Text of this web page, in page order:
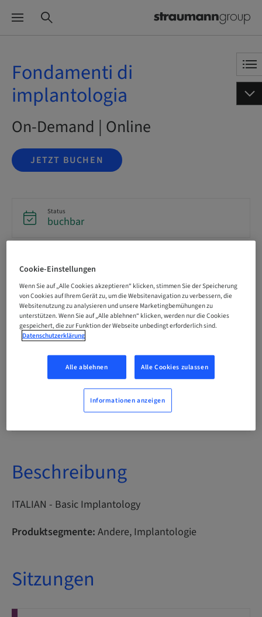
Fondamenti di
implantologia
On-Demand | Online
JETZT BUCHEN
Status
buchbar
Italienisch
Punkte
0.00 Punkte
Bereitstellungsmethode
eLearning
international
Beschreibung
ITALIAN - Basic Implantology
Produktsegmente: Andere, Implantologie
Sitzungen
Cookie-Einstellungen
Wenn Sie auf „Alle Cookies akzeptieren“ klicken, stimmen Sie der Speicherung
von Cookies auf Ihrem Gerät zu, um die Websitenavigation zu verbessern, die
Websitenutzung zu analysieren und unsere Marketingbemühungen zu
unterstützen. Wenn Sie auf „Alle ablehnen“ klicken, werden nur die Cookies
gespeichert, die zur Funktion der Webseite unbedingt erforderlich sind.
Datenschutzerklärung
Alle ablehnen Alle Cookies zulassen
Informationen anzeigen